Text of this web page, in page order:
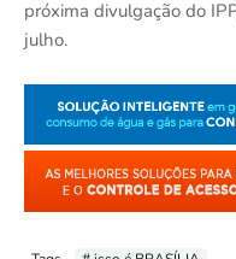
próxima divulgação do
julho.